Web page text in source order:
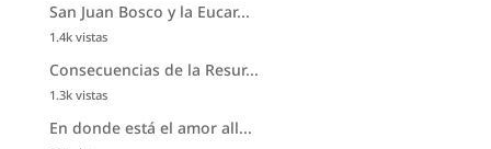
San Juan Bosco y la Eucar...
1.4k vistas
Consecuencias de la Resur...
1.3k vistas
En donde está el amor all...